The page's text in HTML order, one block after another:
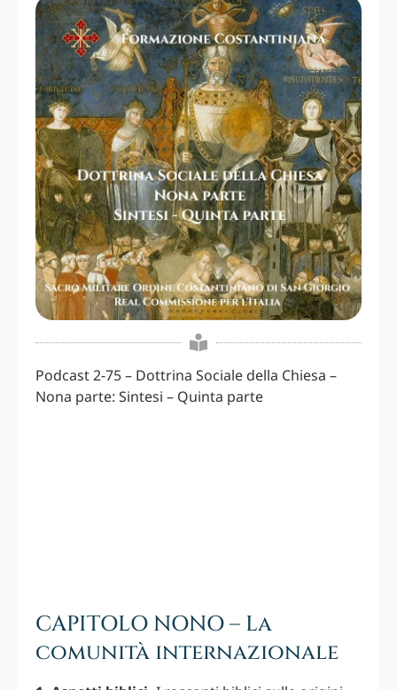
Podcast 2-75 – Dottrina Sociale della Chiesa –
Nona parte: Sintesi – Quinta parte
CAPITOLO NONO – La
comunità internazionale